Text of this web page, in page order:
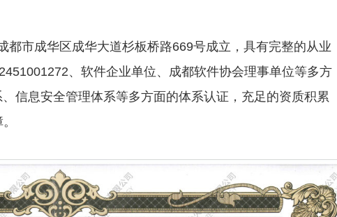
都市成华区成华大道杉板桥路669号成立，具有完整的从业
、软件企业单位、成都软件协会理事单位等多方
信息安全管理体系等多方面的体系认证，充足的资质积累